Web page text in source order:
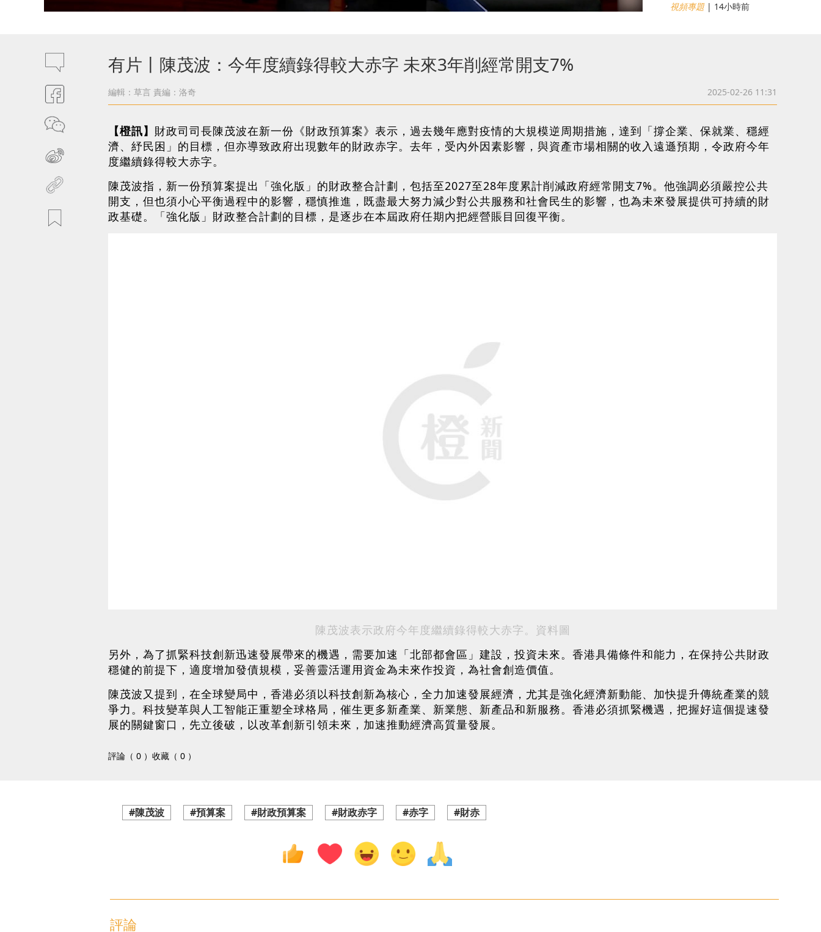
視頻專題| 14小時前
有片丨陳茂波：今年度續錄得較大赤字 未來3年削經常開支7%
編輯：草言 責編：洛奇 2025-02-26 11:31
【橙訊】 財政司司長陳茂波在新一份《財政預算案》表示，過去幾年應對疫情的大規模逆周期措施，達到「撐企業、保就業、穩經
濟、紓民困」的目標，但亦導致政府出現數年的財政赤字。去年，受內外因素影響，與資產市場相關的收入遠遜預期，令政府今年
度繼續錄得較大赤字。
陳茂波指，新一份預算案提出「強化版」的財政整合計劃，包括至2027至28年度累計削減政府經常開支7%。他強調必須嚴控公共
開支，但也須小心平衡過程中的影響，穩慎推進，既盡最大努力減少對公共服務和社會民生的影響，也為未來發展提供可持續的財
政基礎。「強化版」財政整合計劃的目標，是逐步在本屆政府任期內把經營賬目回復平衡。
陳茂波表示政府今年度繼續錄得較大赤字。資料圖
另外，為了抓緊科技創新迅速發展帶來的機遇，需要加速「北部都會區」建設，投資未來。香港具備條件和能力，在保持公共財政
穩健的前提下，適度增加發債規模，妥善靈活運用資金為未來作投資，為社會創造價值。
陳茂波又提到，在全球變局中，香港必須以科技創新為核心，全力加速發展經濟，尤其是強化經濟新動能、加快提升傳統產業的競
爭力。科技變革與人工智能正重塑全球格局，催生更多新產業、新業態、新產品和新服務。香港必須抓緊機遇，把握好這個提速發
展的關鍵窗口，先立後破，以改革創新引領未來，加速推動經濟高質量發展。
評論（ 0 ） 收藏（ 0 ）
#陳茂波 #預算案 #財政預算案 #財政赤字 #赤字 #財赤
評論